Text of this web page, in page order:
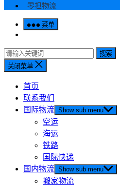
零担物流
菜单
搜索
关闭菜单
首页
联系我们
国际物流 Show sub menu
空运
海运
铁路
国际快递
国内物流 Show sub menu
搬家物流